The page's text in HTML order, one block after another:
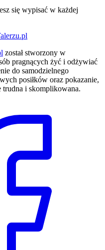
się wypisać w każdej
został stworzony w
pragnących żyć i odżywiać
do samodzielnego
posiłków oraz pokazanie,
trudna i skomplikowana.